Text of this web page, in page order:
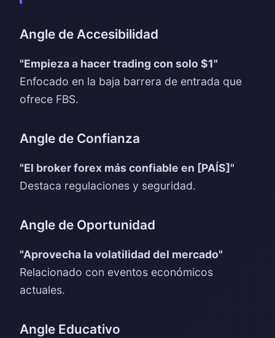
Angle de Accesibilidad
"Empieza a hacer trading con solo $1"
Enfocado en la baja barrera de entrada que
ofrece FBS.
Angle de Confianza
"El broker forex más confiable en [PAÍS]"
Destaca regulaciones y seguridad.
Angle de Oportunidad
"Aprovecha la volatilidad del mercado"
Relacionado con eventos económicos
actuales.
Angle Educativo